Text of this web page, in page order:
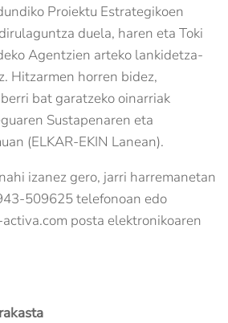
Proiektu Estrategikoen
duela, haren eta Toki
Agentzien arteko lankidetza-
Hitzarmen horren bidez,
bat garatzeko oinarriak
Sustapenaren eta
(ELKAR-EKIN Lanean).
izanez gero, jarri harremanetan
509625 telefonoan edo
posta elektronikoaren